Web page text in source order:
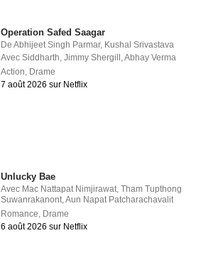
Operation Safed Saagar
DeAbhijeet Singh Parmar, Kushal Srivastava
AvecSiddharth,Jimmy Shergill,Abhay Verma
Action, Drame
7 août 2026 sur Netflix
Unlucky Bae
Avec Mac Nattapat Nimjirawat,Tham Tupthong
Suwanrakanont,Aun Napat Patcharachavalit
Romance, Drame
6 août 2026 sur Netflix